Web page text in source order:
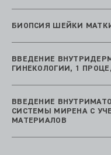
БИОПСИЯ ШЕЙКИ
ВВЕДЕНИЕ
ГИНЕКОЛОГИИ, 1
ВВЕДЕНИЕ
СИСТЕМЫ МИРЕНА С
МАТЕРИАЛОВ